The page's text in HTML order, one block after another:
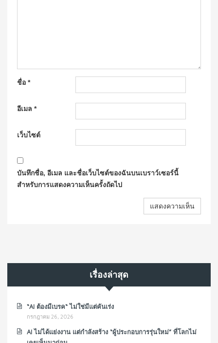
ชื่อ *
อีเมล *
เว็บไซต์
บันทึกชื่อ, อีเมล และชื่อเว็บไซต์ของฉันบนเบราว์เซอร์นี้
สำหรับการแสดงความเห็นครั้งถัดไป
เรื่องล่าสุด
“AI ต้องมีเบรค“ ไม่ใช่มีแต่คันเร่ง
กรกฎาคม 26, 2026
AI ไม่ได้แย่งงาน แต่กำลังสร้าง “ผู้ประกอบการรุ่นใหม่” ที่โลกไม่